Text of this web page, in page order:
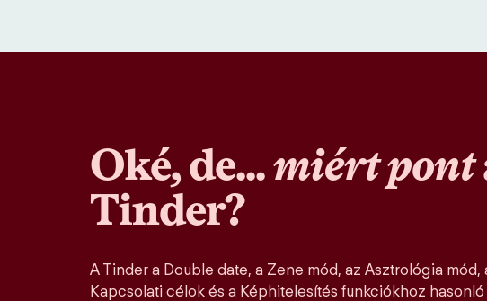
Oké, de...miért pont
Tinder?
A Tinder a Double date, a Zene mód, az Asztrológia mód,
Kapcsolati célok és a Képhitelesítés funkciókhoz